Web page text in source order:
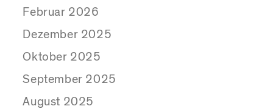
Februar 2026
Dezember 2025
Oktober 2025
September 2025
August 2025